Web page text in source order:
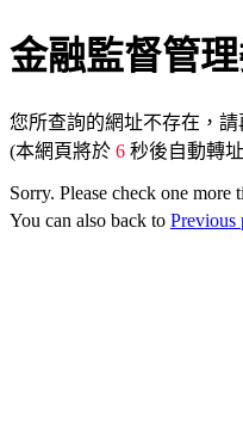
金融監督管
您所查詢的網址不存在，
(本網頁將於 6 秒後自動轉
Sorry. Please check one more
You can also back to Previous